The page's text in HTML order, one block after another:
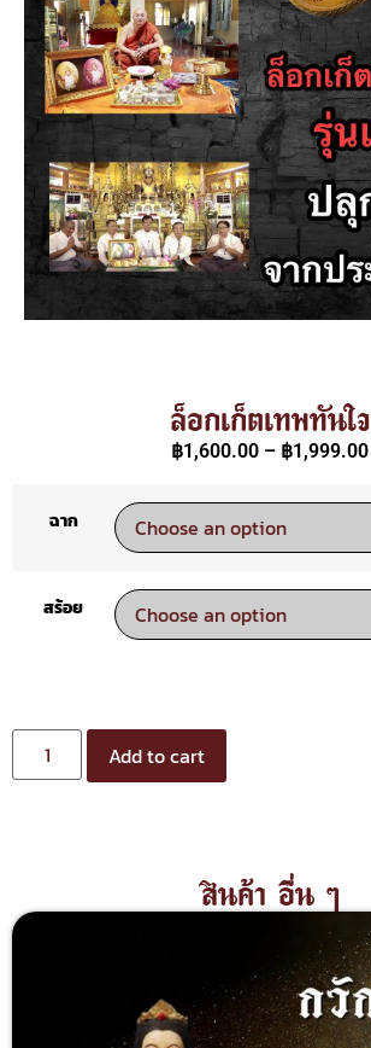
ล็อกเก็ตเทพทันใจ
฿1,600.00 – ฿1,999.00
ฉาก
สร้อย
Add to cart
สินค้า อื่น ๆ